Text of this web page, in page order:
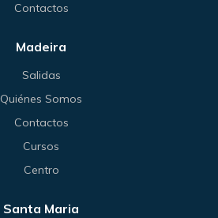
Contactos
Madeira
Salidas
Quiénes Somos
Contactos
Cursos
Centro
Santa Maria